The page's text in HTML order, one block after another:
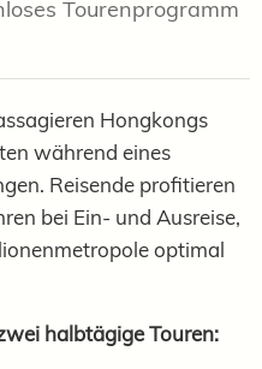
Tourenprogramm
Hongkongs
während eines
Reisende profitieren
bei Ein- und Ausreise,
optimal
halbtägige Touren: